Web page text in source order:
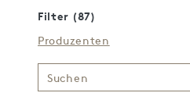
Filter (87)
Produzenten
Suchen